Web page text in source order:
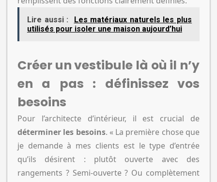
Lire aussi :
Les matériaux naturels les plus
utilisés pour isoler une maison aujourd’hui
Créer un vestibule là où il n’y
en a pas : définissez vos
besoins
Pour l’architecte d’intérieur, il est crucial de
déterminer les besoins. « La première chose que
je demande à mes clients est le type d’entrée
qu’ils désirent : plutôt ouverte avec des
rangements ? Semi-ouverte ? Ou complètement